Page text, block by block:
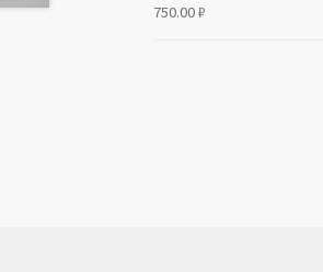
750.00₽